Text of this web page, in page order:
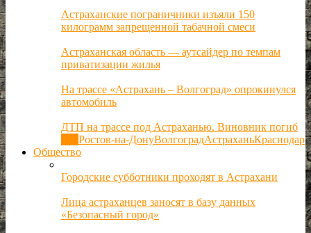
Астраханские пограничники изъяли 150
килограмм запрещенной табачной смеси
Астраханская область — аутсайдер по темпам
приватизации жилья
На трассе «Астрахань – Волгоград» опрокинулся
автомобиль
ДТП на трассе под Астраханью. Виновник погиб
Ростов-на-ДонуВолгоградАстраханьКраснодар
Общество
Городские субботники проходят в Астрахани
Лица астраханцев заносят в базу данных
«Безопасный город»